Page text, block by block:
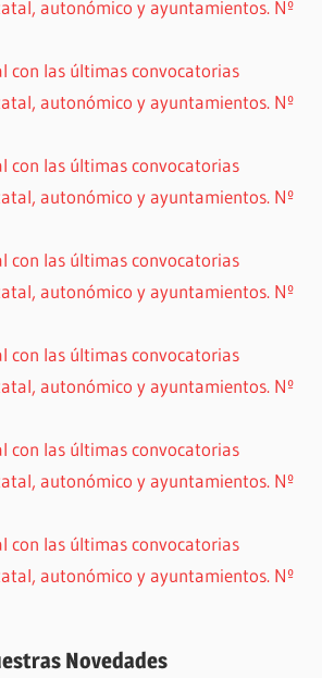
autonómico y ayuntamientos. Nº
con las últimas convocatorias
autonómico y ayuntamientos. Nº
con las últimas convocatorias
autonómico y ayuntamientos. Nº
con las últimas convocatorias
autonómico y ayuntamientos. Nº
con las últimas convocatorias
autonómico y ayuntamientos. Nº
con las últimas convocatorias
autonómico y ayuntamientos. Nº
con las últimas convocatorias
autonómico y ayuntamientos. Nº
Novedades